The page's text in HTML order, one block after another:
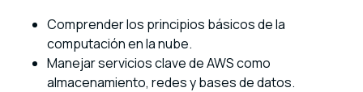
Comprender los principios básicos de la
computación en la nube.
Manejar servicios clave de AWS como
almacenamiento, redes y bases de datos.